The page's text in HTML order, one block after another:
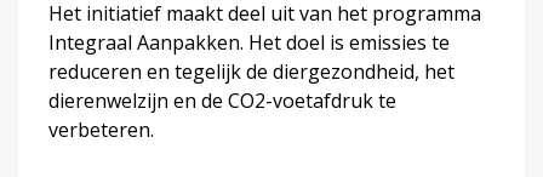
Het initiatief maakt deel uit van het programma
Integraal Aanpakken. Het doel is emissies te
reduceren en tegelijk de diergezondheid, het
dierenwelzijn en de CO2-voetafdruk te
verbeteren.